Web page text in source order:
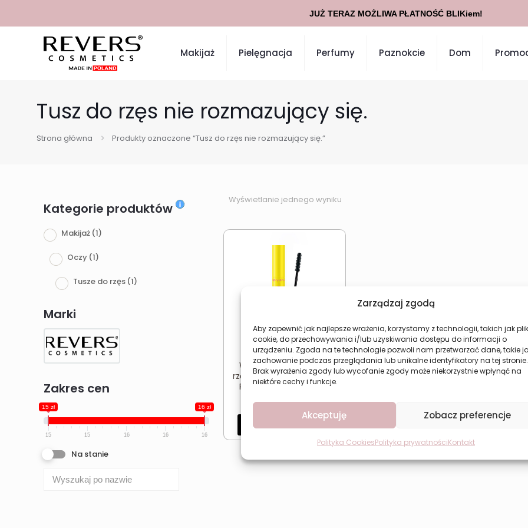
Zarządzaj zgodą
Aby zapewnić jak najlepsze wrażenia, korzystamy z technologii, takich jak
cookie, do przechowywania i/lub uzyskiwania dostępu do informacji o
urządzeniu. Zgoda na te technologie pozwoli nam przetwarzać dane, takie
zachowanie podczas przeglądania lub unikalne identyfikatory na tej stronie.
Brak wyrażenia zgody lub wycofanie zgody może niekorzystnie wpłynąć na
niektóre cechy i funkcje.
Akceptuję Zobacz preferencje
Polityka CookiesPolityka prywatnościKontakt
Makijaż Pielęgnacja Perfumy Paznokcie Dom
Tusz do rzęs nie rozmazujący się.
Strona główna Produkty oznaczone “Tusz do rzęs nie rozmazujący się.”
Kategorie produktów
Makijaż (1)
Oczy (1)
Tusze do rzęs (1)
Marki
Zakres cen
15 zł 16 zł
15 15 16 16 16
Na stanie
Wyświetlanie jednego wyniku
Wodoodporny tusz do
rzęs Revers Splash Lash –
Pogrubienie i trwałość
15,78zł
Dodaj do koszyka
JUŻ TERAZ MOŻLIWA PŁATNOŚĆ BLIKiem!